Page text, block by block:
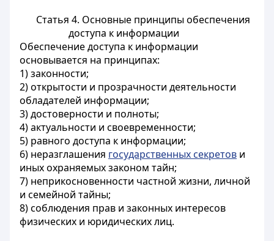
Статья 4. Основные принципы обеспечения
доступа к информации
Обеспечение доступа к информации
основывается на принципах:
1) законности;
2) открытости и прозрачности деятельности
обладателей информации;
3) достоверности и полноты;
4) актуальности и своевременности;
5) равного доступа к информации;
6) неразглашения государственных секретов и
иных охраняемых законом тайн;
7) неприкосновенности частной жизни, личной
и семейной тайны;
8) соблюдения прав и законных интересов
физических и юридических лиц.